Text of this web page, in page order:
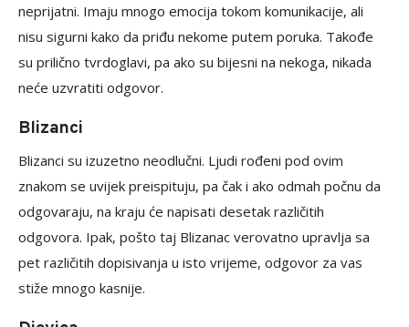
neprijatni. Imaju mnogo emocija tokom komunikacije, ali
nisu sigurni kako da priđu nekome putem poruka. Takođe
su prilično tvrdoglavi, pa ako su bijesni na nekoga, nikada
neće uzvratiti odgovor.
Blizanci
Blizanci su izuzetno neodlučni. Ljudi rođeni pod ovim
znakom se uvijek preispituju, pa čak i ako odmah počnu da
odgovaraju, na kraju će napisati desetak različitih
odgovora. Ipak, pošto taj Blizanac verovatno upravlja sa
pet različitih dopisivanja u isto vrijeme, odgovor za vas
stiže mnogo kasnije.